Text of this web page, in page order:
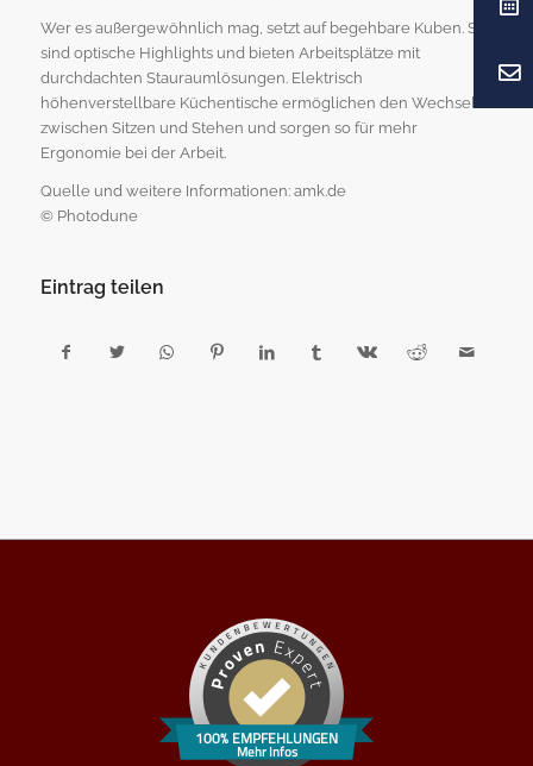
Wer es außergewöhnlich mag, setzt auf begehbare Kuben. Sie
sind optische Highlights und bieten Arbeitsplätze mit
durchdachten Stauraumlösungen. Elektrisch
höhenverstellbare Küchentische ermöglichen den Wechsel
zwischen Sitzen und Stehen und sorgen so für mehr
Ergonomie bei der Arbeit.
Quelle und weitere Informationen: amk.de
© Photodune
Eintrag teilen
100% EMPFEHLUNGEN
Mehr Infos